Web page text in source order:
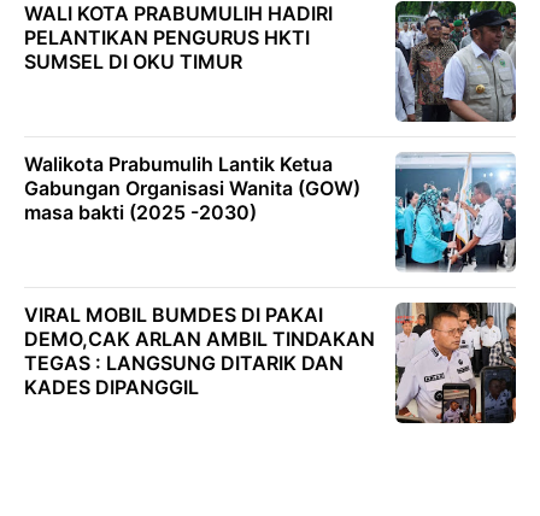
WALI KOTA PRABUMULIH HADIRI
PELANTIKAN PENGURUS HKTI
SUMSEL DI OKU TIMUR
Walikota Prabumulih Lantik Ketua
Gabungan Organisasi Wanita (GOW)
masa bakti (2025 -2030)
VIRAL MOBIL BUMDES DI PAKAI
DEMO,CAK ARLAN AMBIL TINDAKAN
TEGAS : LANGSUNG DITARIK DAN
KADES DIPANGGIL